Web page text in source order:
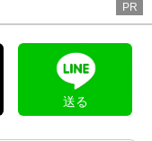
PR
送る